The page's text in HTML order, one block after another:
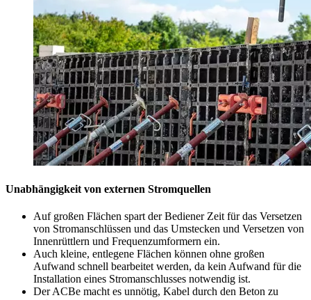
Unabhängigkeit von externen Stromquellen
Auf großen Flächen spart der Bediener Zeit für das Versetzen
von Stromanschlüssen und das Umstecken und Versetzen von
Innenrüttlern und Frequenzumformern ein.
Auch kleine, entlegene Flächen können ohne großen
Aufwand schnell bearbeitet werden, da kein Aufwand für die
Installation eines Stromanschlusses notwendig ist.
Der ACBe macht es unnötig, Kabel durch den Beton zu